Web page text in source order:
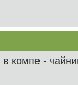
компе -